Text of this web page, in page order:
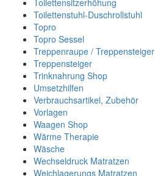
Toilettensitzerhöhung
Toilettenstuhl-Duschrollstuhl
Topro
Topro Sessel
Treppenraupe / Treppensteiger
Treppensteiger
Trinknahrung Shop
Umsetzhilfen
Verbrauchsartikel, Zubehör
Vorlagen
Waagen Shop
Wärme Therapie
Wäsche
Wechseldruck Matratzen
Weichlagerungs Matratzen